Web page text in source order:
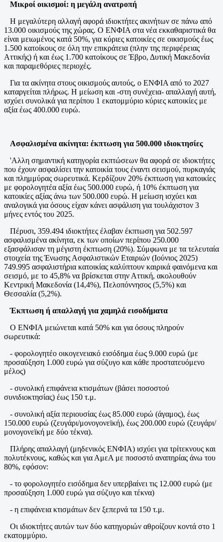
Μικροί οικισμοί: η μεγάλη ανατροπή
Η μεγαλύτερη αλλαγή αφορά ιδιοκτήτες ακινήτων σε πάνω από
13.000 οικισμούς της χώρας. Ο ΕΝΦΙΑ στα νέα εκκαθαριστικά θα
είναι μειωμένος κατά 50%, για κύριες κατοικίες σε οικισμούς έως
1.500 κατοίκους σε όλη την επικράτεια (πλην της περιφέρειας
Αττικής) ή και έως 1.700 κατοίκους σε Έβρο, Δυτική Μακεδονία
και παραμεθόριες περιοχές.
Για τα ακίνητα στους οικισμούς αυτούς, ο ΕΝΦΙΑ από το 2027
καταργείται πλήρως. Η μείωση και -στη συνέχεια- απαλλαγή αυτή,
ισχύει συνολικά για περίπου 1 εκατομμύριο κύριες κατοικίες με
αξία έως 400.000 ευρώ.
Ασφαλισμένα ακίνητα: έκπτωση για 500.000 ιδιοκτησίες
'Αλλη σημαντική κατηγορία εκπτώσεων θα αφορά σε ιδιοκτήτες
που έχουν ασφαλίσει την κατοικία τους έναντι σεισμού, πυρκαγιάς
και πλημμύρας σωρευτικά. Κερδίζουν 20% έκπτωση για κατοικίες
με φορολογητέα αξία έως 500.000 ευρώ, ή 10% έκπτωση για
κατοικίες αξίας άνω των 500.000 ευρώ. Η μείωση ισχύει και
αναλογικά για όσους είχαν κάνει ασφάλιση για τουλάχιστον 3
μήνες εντός του 2025.
Πέρυσι, 359.494 ιδιοκτήτες έλαβαν έκπτωση για 502.597
ασφαλισμένα ακίνητα, εκ των οποίων περίπου 250.000
εξασφάλισαν τη μέγιστη έκπτωση (20%). Σύμφωνα με τα τελευταία
στοιχεία της Ένωσης Ασφαλιστικών Εταιριών (Ιούνιος 2025)
749.995 ασφαλιστήρια κατοικίας καλύπτουν καιρικά φαινόμενα και
σεισμό, με το 45,8% να βρίσκεται στην Αττική, ακολουθούν
Κεντρική Μακεδονία (14,4%), Πελοπόννησος (5,5%) και
Θεσσαλία (5,2%).
Έκπτωση ή απαλλαγή για χαμηλά εισοδήματα
Ο ΕΝΦΙΑ μειώνεται κατά 50% και για όσους πληρούν
σωρευτικά:
- φορολογητέο οικογενειακό εισόδημα έως 9.000 ευρώ (με
προσαύξηση 1.000 ευρώ για σύζυγο και κάθε προστατευόμενο
μέλος)
- συνολική επιφάνεια κτισμάτων (βάσει ποσοστού
συνιδιοκτησίας) έως 150 τ.μ.
- συνολική αξία περιουσίας έως 85.000 ευρώ (άγαμος), έως
150.000 ευρώ (ζευγάρι/μονογονεϊκή), έως 200.000 ευρώ (ζευγάρι/
μονογονεϊκή με δύο τέκνα).
Πλήρης απαλλαγή (μηδενικός ΕΝΦΙΑ) ισχύει για τρίτεκνους και
πολυτέκνους, καθώς και για ΑμεΑ με ποσοστό αναπηρίας άνω του
80%, εφόσον:
- το φορολογητέο εισόδημα δεν υπερβαίνει τις 12.000 ευρώ (με
προσαύξηση 1.000 ευρώ για σύζυγο και τέκνα)
- η επιφάνεια κτισμάτων δεν ξεπερνά τα 150 τ.μ.
Οι ιδιοκτήτες αυτών των δύο κατηγοριών αθροίζουν κοντά στο 1
εκατομμύριο.